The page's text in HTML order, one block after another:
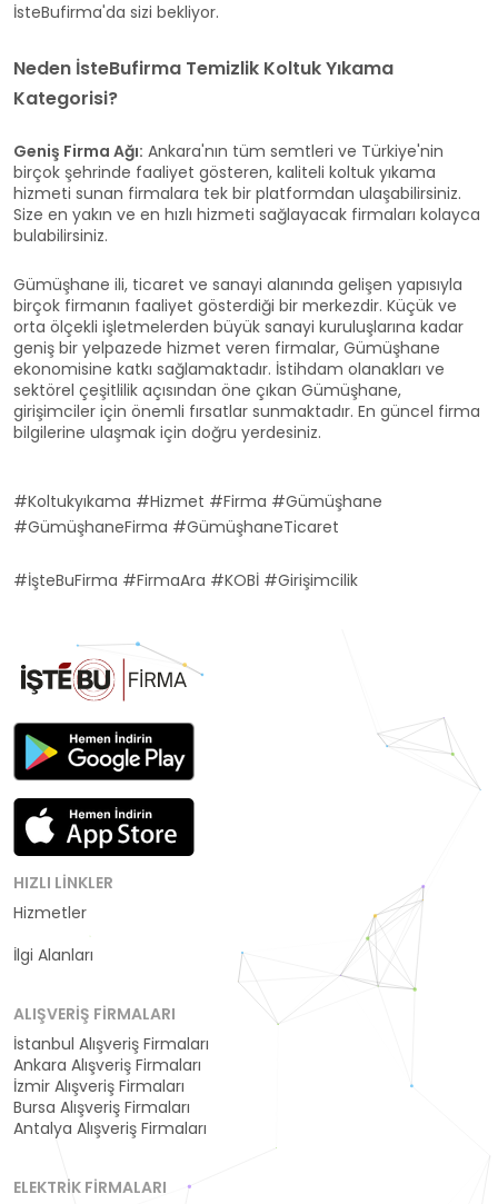
İsteBufirma'da sizi bekliyor.
Neden İsteBufirma Temizlik Koltuk Yıkama
Kategorisi?
Geniş Firma Ağı: Ankara'nın tüm semtleri ve Türkiye'nin
birçok şehrinde faaliyet gösteren, kaliteli koltuk yıkama
hizmeti sunan firmalara tek bir platformdan ulaşabilirsiniz.
Size en yakın ve en hızlı hizmeti sağlayacak firmaları kolayca
bulabilirsiniz.
Gümüşhane ili, ticaret ve sanayi alanında gelişen yapısıyla
birçok firmanın faaliyet gösterdiği bir merkezdir. Küçük ve
orta ölçekli işletmelerden büyük sanayi kuruluşlarına kadar
geniş bir yelpazede hizmet veren firmalar, Gümüşhane
ekonomisine katkı sağlamaktadır. İstihdam olanakları ve
sektörel çeşitlilik açısından öne çıkan Gümüşhane,
girişimciler için önemli fırsatlar sunmaktadır. En güncel firma
bilgilerine ulaşmak için doğru yerdesiniz.
#Koltukyıkama #Hizmet #Firma #Gümüşhane
#GümüşhaneFirma #GümüşhaneTicaret
#İşteBuFirma #FirmaAra #KOBİ #Girişimcilik
HIZLI LINKLER
Hizmetler
Kategoriler
İlgi Alanları
ALIŞVERIŞ FIRMALARI
İstanbul Alışveriş Firmaları
Ankara Alışveriş Firmaları
İzmir Alışveriş Firmaları
Bursa Alışveriş Firmaları
Antalya Alışveriş Firmaları
ELEKTRIK FIRMALARI